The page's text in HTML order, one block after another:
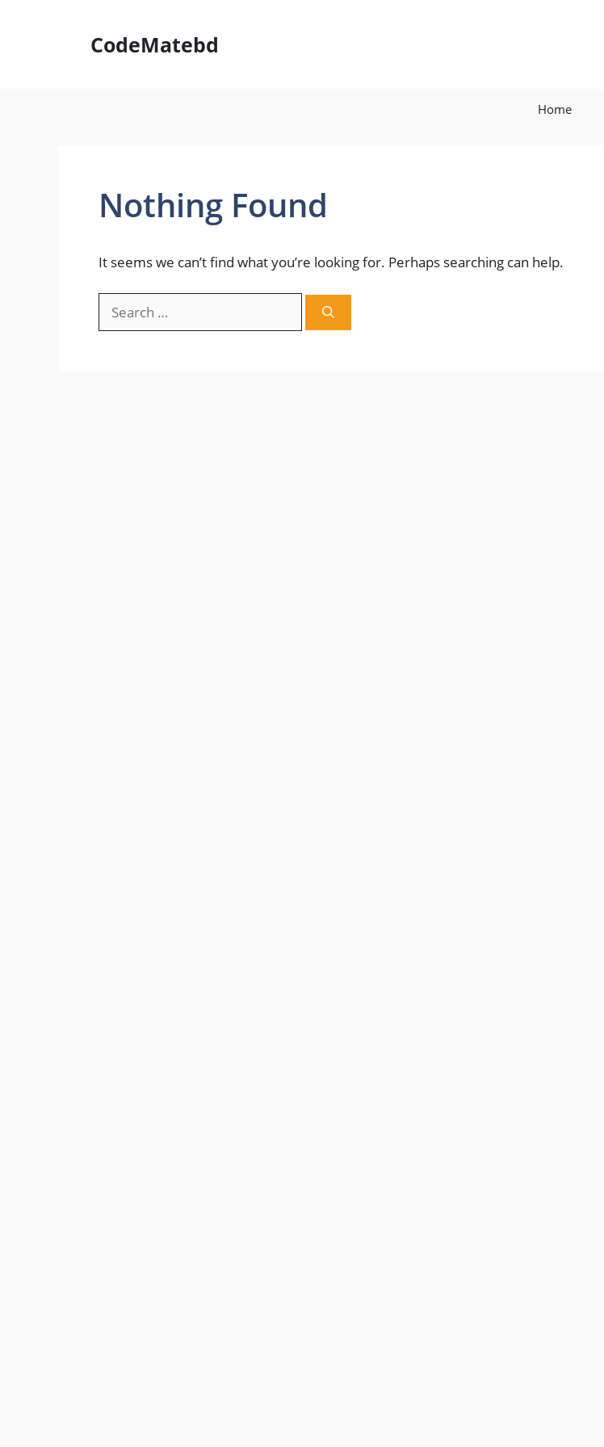
CodeMatebd
Home
Nothing Found
It seems we can’t find what you’re looking for. Perhaps searching can help.
for: